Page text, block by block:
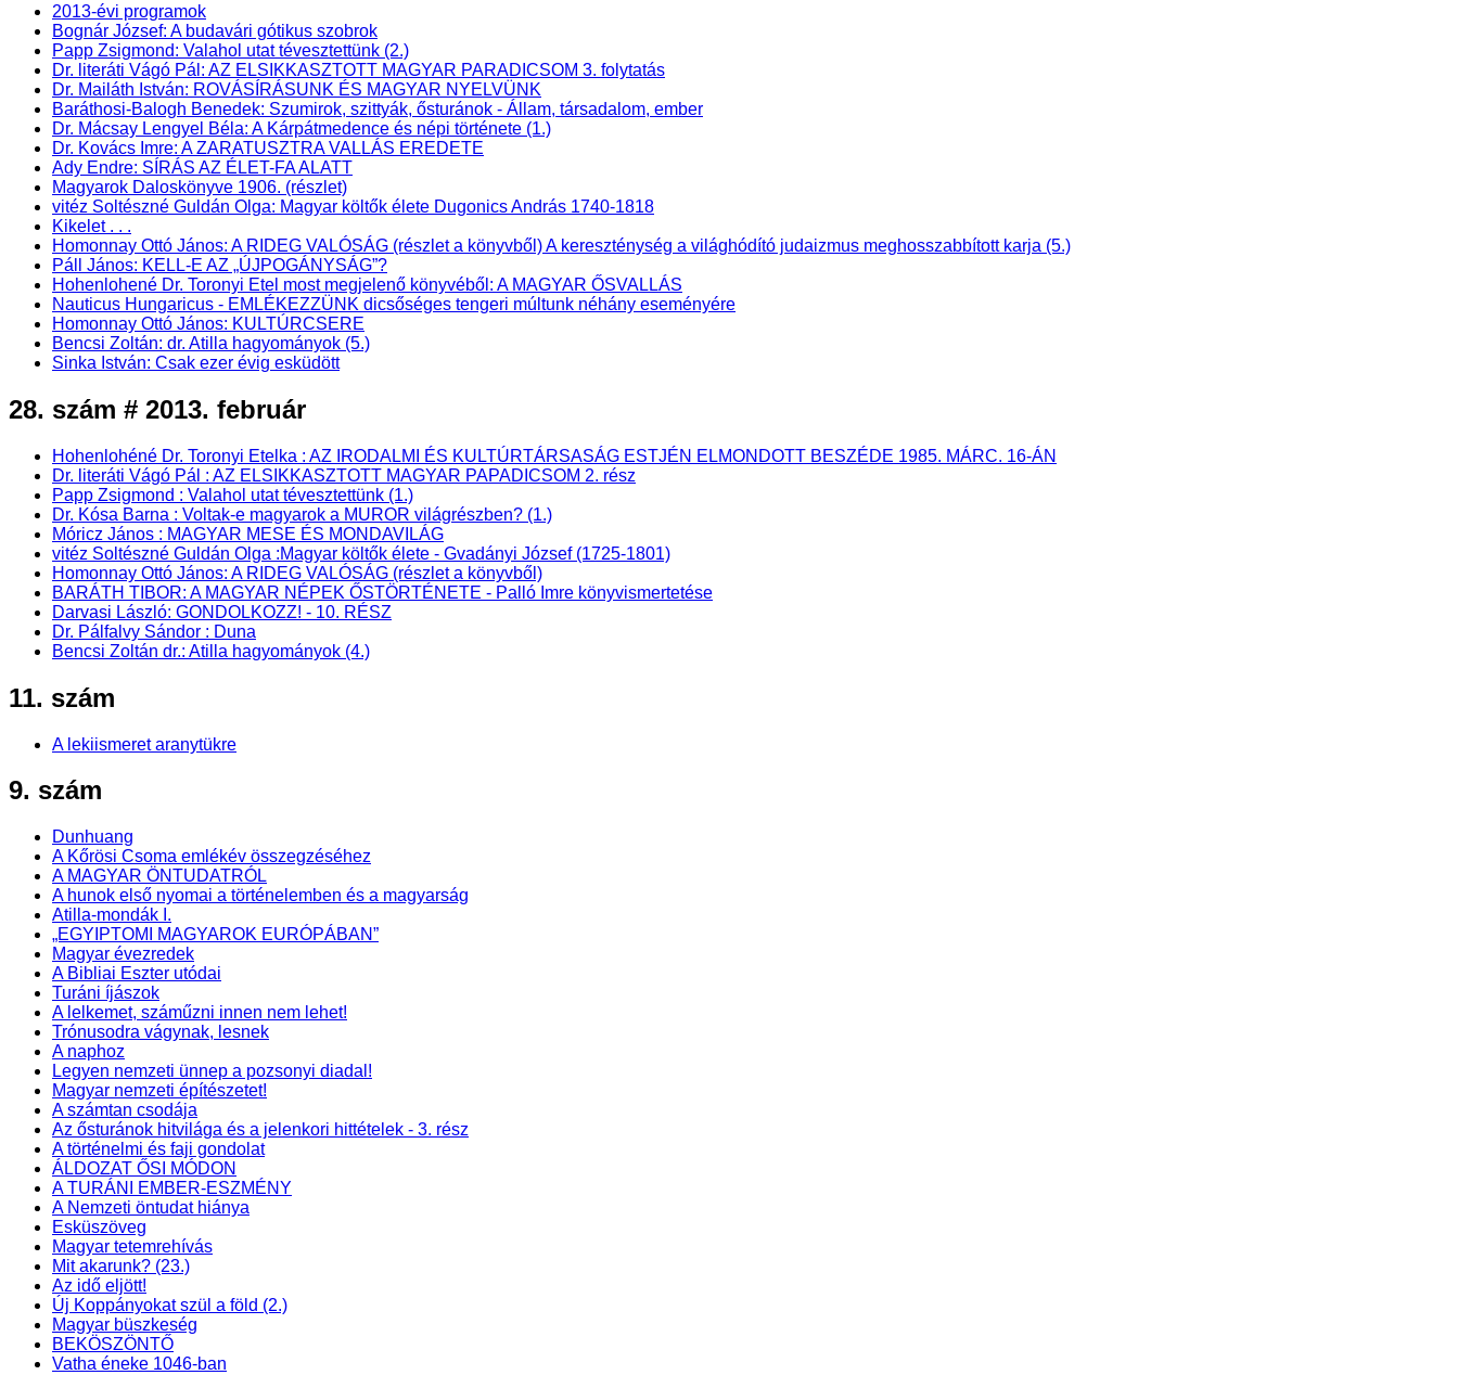
2013-évi programok
Bognár József: A budavári gótikus szobrok
Papp Zsigmond: Valahol utat tévesztettünk (2.)
Dr. literáti Vágó Pál: AZ ELSIKKASZTOTT MAGYAR PARADICSOM 3. folytatás
Dr. Mailáth István: ROVÁSÍRÁSUNK ÉS MAGYAR NYELVÜNK
Baráthosi-Balogh Benedek: Szumirok, szittyák, ősturánok - Állam, társadalom, ember
Dr. Mácsay Lengyel Béla: A Kárpátmedence és népi története (1.)
Dr. Kovács Imre: A ZARATUSZTRA VALLÁS EREDETE
Ady Endre: SÍRÁS AZ ÉLET-FA ALATT
Magyarok Daloskönyve 1906. (részlet)
vitéz Soltészné Guldán Olga: Magyar költők élete Dugonics András 1740-1818
Kikelet . . .
Homonnay Ottó János: A RIDEG VALÓSÁG (részlet a könyvből) A kereszténység a világhódító judaizmus meghosszabbított karja (5.)
Páll János: KELL-E AZ „ÚJPOGÁNYSÁG”?
Hohenlohené Dr. Toronyi Etel most megjelenő könyvéből: A MAGYAR ŐSVALLÁS
Nauticus Hungaricus - EMLÉKEZZÜNK dicsőséges tengeri múltunk néhány eseményére
Homonnay Ottó János: KULTÚRCSERE
Bencsi Zoltán: dr. Atilla hagyományok (5.)
Sinka István: Csak ezer évig esküdött
28. szám # 2013. február
Hohenlohéné Dr. Toronyi Etelka : AZ IRODALMI ÉS KULTÚRTÁRSASÁG ESTJÉN ELMONDOTT BESZÉDE 1985. MÁRC. 16-ÁN
Dr. literáti Vágó Pál : AZ ELSIKKASZTOTT MAGYAR PAPADICSOM 2. rész
Papp Zsigmond : Valahol utat tévesztettünk (1.)
Dr. Kósa Barna : Voltak-e magyarok a MUROR világrészben? (1.)
Móricz János : MAGYAR MESE ÉS MONDAVILÁG
vitéz Soltészné Guldán Olga :Magyar költők élete - Gvadányi József (1725-1801)
Homonnay Ottó János: A RIDEG VALÓSÁG (részlet a könyvből)
BARÁTH TIBOR: A MAGYAR NÉPEK ŐSTÖRTÉNETE - Palló Imre könyvismertetése
Darvasi László: GONDOLKOZZ! - 10. RÉSZ
Dr. Pálfalvy Sándor : Duna
Bencsi Zoltán dr.: Atilla hagyományok (4.)
11. szám
A lekiismeret aranytükre
9. szám
Dunhuang
A Kőrösi Csoma emlékév összegzéséhez
A MAGYAR ÖNTUDATRÓL
A hunok első nyomai a történelemben és a magyarság
Atilla-mondák I.
„EGYIPTOMI MAGYAROK EURÓPÁBAN”
Magyar évezredek
A Bibliai Eszter utódai
Turáni íjászok
A lelkemet, száműzni innen nem lehet!
Trónusodra vágynak, lesnek
A naphoz
Legyen nemzeti ünnep a pozsonyi diadal!
Magyar nemzeti építészetet!
A számtan csodája
Az ősturánok hitvilága és a jelenkori hittételek - 3. rész
A történelmi és faji gondolat
ÁLDOZAT ŐSI MÓDON
A TURÁNI EMBER-ESZMÉNY
A Nemzeti öntudat hiánya
Esküszöveg
Magyar tetemrehívás
Mit akarunk? (23.)
Az idő eljött!
Új Koppányokat szül a föld (2.)
Magyar büszkeség
BEKÖSZÖNTŐ
Vatha éneke 1046-ban